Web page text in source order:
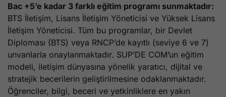
Bac +5’e kadar 3 farklı eğitim programı sunmaktadır:
BTS İletişim, Lisans İletişim Yöneticisi ve Yüksek Lisans
İletişim Yöneticisi. Tüm bu programlar, bir Devlet
Diploması (BTS) veya RNCP’de kayıtlı (seviye 6 ve 7)
unvanlarla onaylanmaktadır. SUP’DE COM’un eğitim
modeli, iletişim dünyasına yönelik yaratıcı, dijital ve
stratejik becerilerin geliştirilmesine odaklanmaktadır.
Öğrenciler, bilgi, beceri ve yetkinliklere en yakın